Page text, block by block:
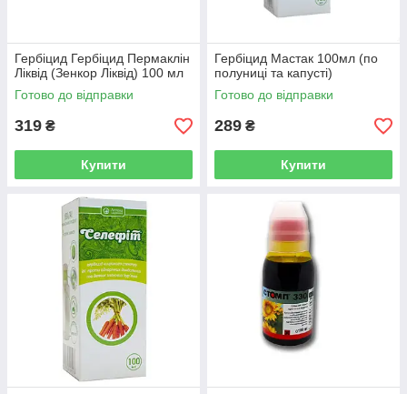
Гербіцид Гербіцид Пермаклін
Ліквід (Зенкор Ліквід) 100 мл
Готово до відправки
319 ₴
Купити
Гербіцид Мастак 100мл (по
полуниці та капусті)
Готово до відправки
289 ₴
Купити